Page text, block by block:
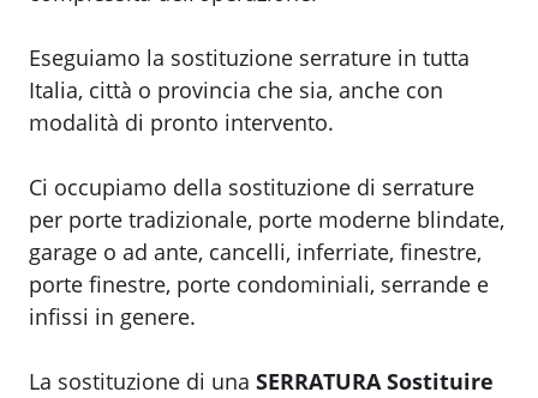
Eseguiamo la sostituzione serrature in tutta
Italia, città o provincia che sia, anche con
modalità di pronto intervento.
Ci occupiamo della sostituzione di serrature
per porte tradizionale, porte moderne blindate,
garage o ad ante, cancelli, inferriate, finestre,
porte finestre, porte condominiali, serrande e
infissi in genere.
La sostituzione di una SERRATURA Sostituire